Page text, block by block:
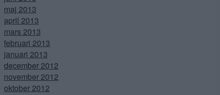
maj 2013
april 2013
mars 2013
februari 2013
januari 2013
december 2012
november 2012
oktober 2012